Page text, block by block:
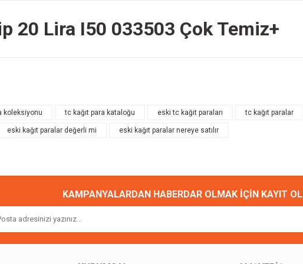
20 Lira I50 033503 Çok Temiz+
Yorum Yaz
koleksiyonu tc kağıt para kataloğu eski tc kağıt paraları tc kağıt paralar
eski kağıt paralar değerli mi eski kağıt paralar nereye satılır
KAMPANYALARDAN HABERDAR OLMAK İÇİN KAYIT